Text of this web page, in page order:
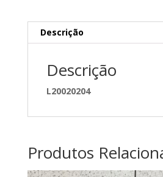
Descrição
Descrição
L20020204
Produtos